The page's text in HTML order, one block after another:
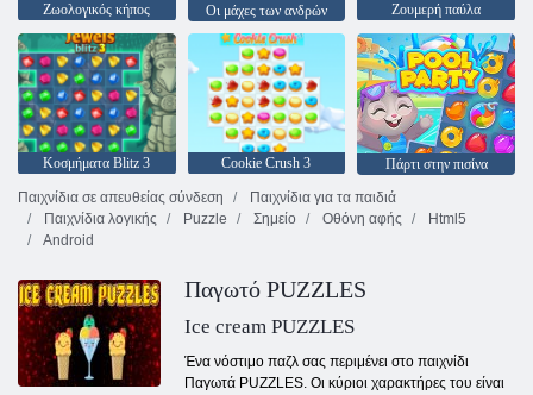
Ζωολογικός κήπος Οι μάχες των ανδρών Ζουμερή παύλα
Κοσμήματα Blitz 3 Cookie Crush 3
Πάρτι στην πισίνα
Παιχνίδια σε απευθείας σύνδεση
Παιχνίδια για τα παιδιά
Παιχνίδια λογικής
Puzzle Σημείο Οθόνη αφής
Html5
Android
Παγωτό PUZZLES
Ice cream PUZZLES
Ένα νόστιμο παζλ σας περιμένει στο παιχνίδι
Παγωτά PUZZLES. Οι κύριοι χαρακτήρες του είναι